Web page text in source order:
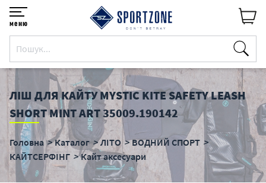
меню
ЛІШ ДЛЯ КАЙТУ MYSTIC KITE SAFETY LEASH
SHORT MINT ART 35009.190142
Головна Каталог ЛІТО
ВОДНИЙ СПОРТ
КАЙТСЕРФІНГ
Кайт аксесуари